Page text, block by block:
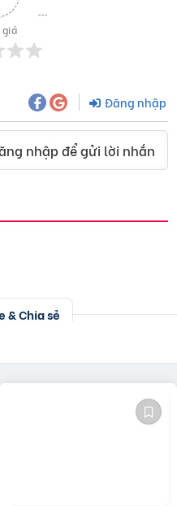
Đăng nhập
nhập để gửi lời nhắn
& Chia sẻ